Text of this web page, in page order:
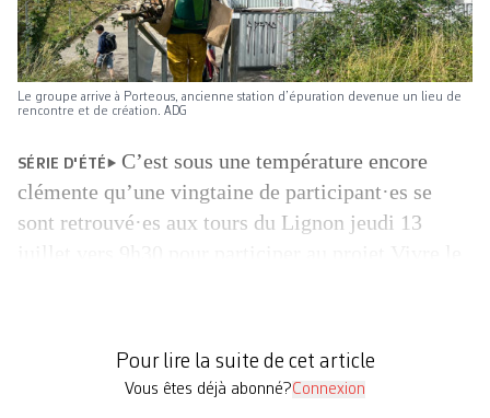
Le groupe arrive à Porteous, ancienne station d’épuration devenue un lieu de
rencontre et de création. ADG
SÉRIE D'ÉTÉ
C’est sous une température encore
clémente qu’une vingtaine de participant·es se
sont retrouvé·es aux tours du Lignon jeudi 13
travers une […]
Pour lire la suite de cet article
Vous êtes déjà abonné?Connexion